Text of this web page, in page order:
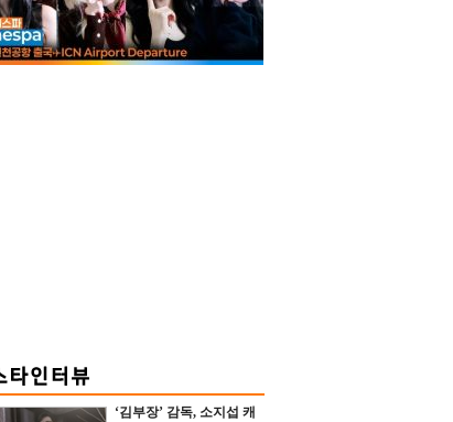
‘김부장’ 감독, 소지섭 캐